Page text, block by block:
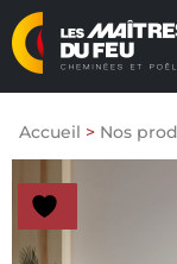
Accueil > Nos